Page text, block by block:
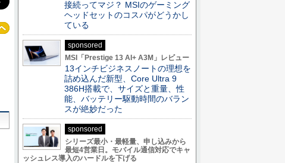
接続ってマジ？ MSIのゲーミング
ヘッドセットのコスパがどうかし
ている
sponsored
MSI「Prestige 13 AI+ A3M」レビュー
13インチビジネスノートの理想を
詰め込んだ新型、Core Ultra 9
386H搭載で、サイズと重量、性
能、バッテリー駆動時間のバラン
スが絶妙だった
sponsored
シリーズ最小・最軽量、申し込みから
最短4営業日。モバイル通信対応でキャ
ッシュレス導入のハードルを下げる